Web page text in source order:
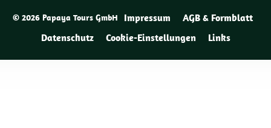
© 2026 Papaya Tours GmbH Impressum
AGB & Formblatt
Datenschutz
Cookie-Einstellungen Links